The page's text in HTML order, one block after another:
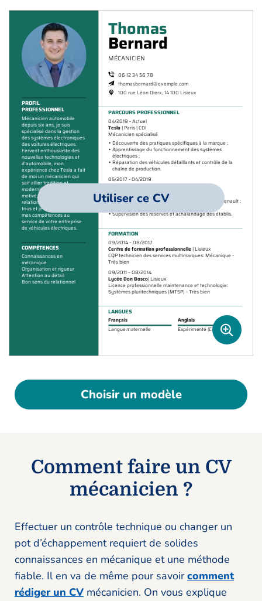
Utiliser ce CV
Choisir un modèle
Comment faire un CV
mécanicien ?
Effectuer un contrôle technique ou changer un
pot d’échappement requiert de solides
connaissances en mécanique et une méthode
fiable. Il en va de même pour savoircomment
rédiger un CV mécanicien. On vous explique